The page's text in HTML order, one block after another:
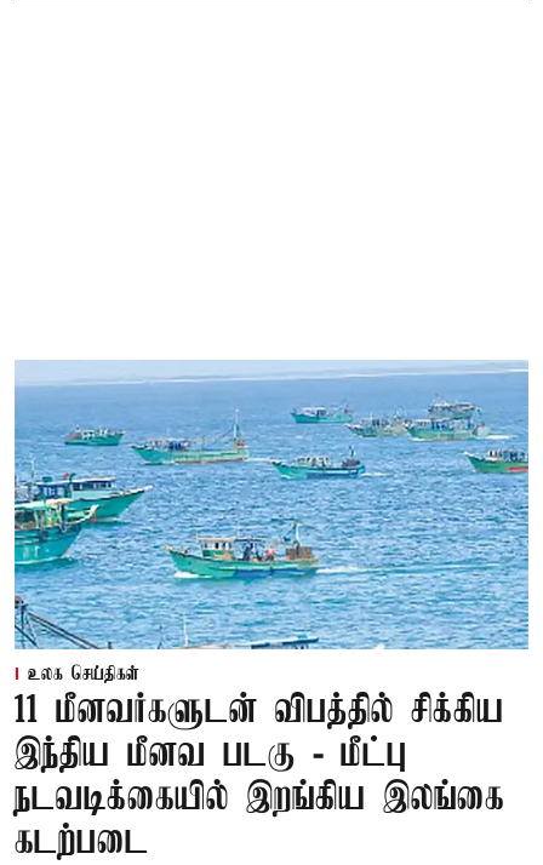
உலக செய்திகள்
11 மீனவர்களுடன் விபத்தில் சிக்கிய
இந்திய மீனவ படகு - மீட்பு
நடவடிக்கையில் இறங்கிய இலங்கை
கடற்படை